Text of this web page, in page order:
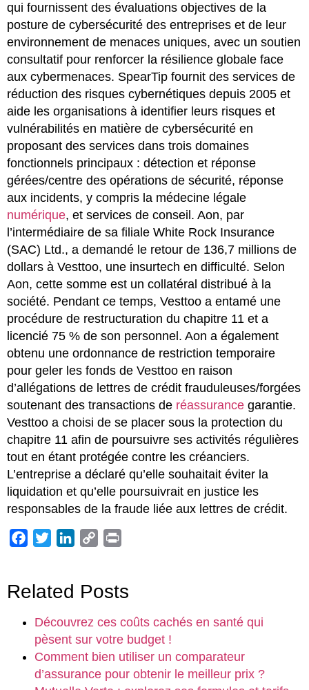
qui fournissent des évaluations objectives de la
posture de cybersécurité des entreprises et de leur
environnement de menaces uniques, avec un soutien
consultatif pour renforcer la résilience globale face
aux cybermenaces. SpearTip fournit des services de
réduction des risques cybernétiques depuis 2005 et
aide les organisations à identifier leurs risques et
vulnérabilités en matière de cybersécurité en
proposant des services dans trois domaines
fonctionnels principaux : détection et réponse
gérées/centre des opérations de sécurité, réponse
aux incidents, y compris la médecine légale
numérique, et services de conseil. Aon, par
l’intermédiaire de sa filiale White Rock Insurance
(SAC) Ltd., a demandé le retour de 136,7 millions de
dollars à Vesttoo, une insurtech en difficulté. Selon
Aon, cette somme est un collatéral distribué à la
société. Pendant ce temps, Vesttoo a entamé une
procédure de restructuration du chapitre 11 et a
licencié 75 % de son personnel. Aon a également
obtenu une ordonnance de restriction temporaire
pour geler les fonds de Vesttoo en raison
d’allégations de lettres de crédit frauduleuses/forgées
soutenant des transactions de réassurance garantie.
Vesttoo a choisi de se placer sous la protection du
chapitre 11 afin de poursuivre ses activités régulières
tout en étant protégée contre les créanciers.
L’entreprise a déclaré qu’elle souhaitait éviter la
liquidation et qu’elle poursuivrait en justice les
responsables de la fraude liée aux lettres de crédit.
Facebook
TwitterLinkedIn
Copy
Related Posts
Découvrez ces coûts cachés en santé qui
pèsent sur votre budget !
Comment bien utiliser un comparateur
d’assurance pour obtenir le meilleur prix ?